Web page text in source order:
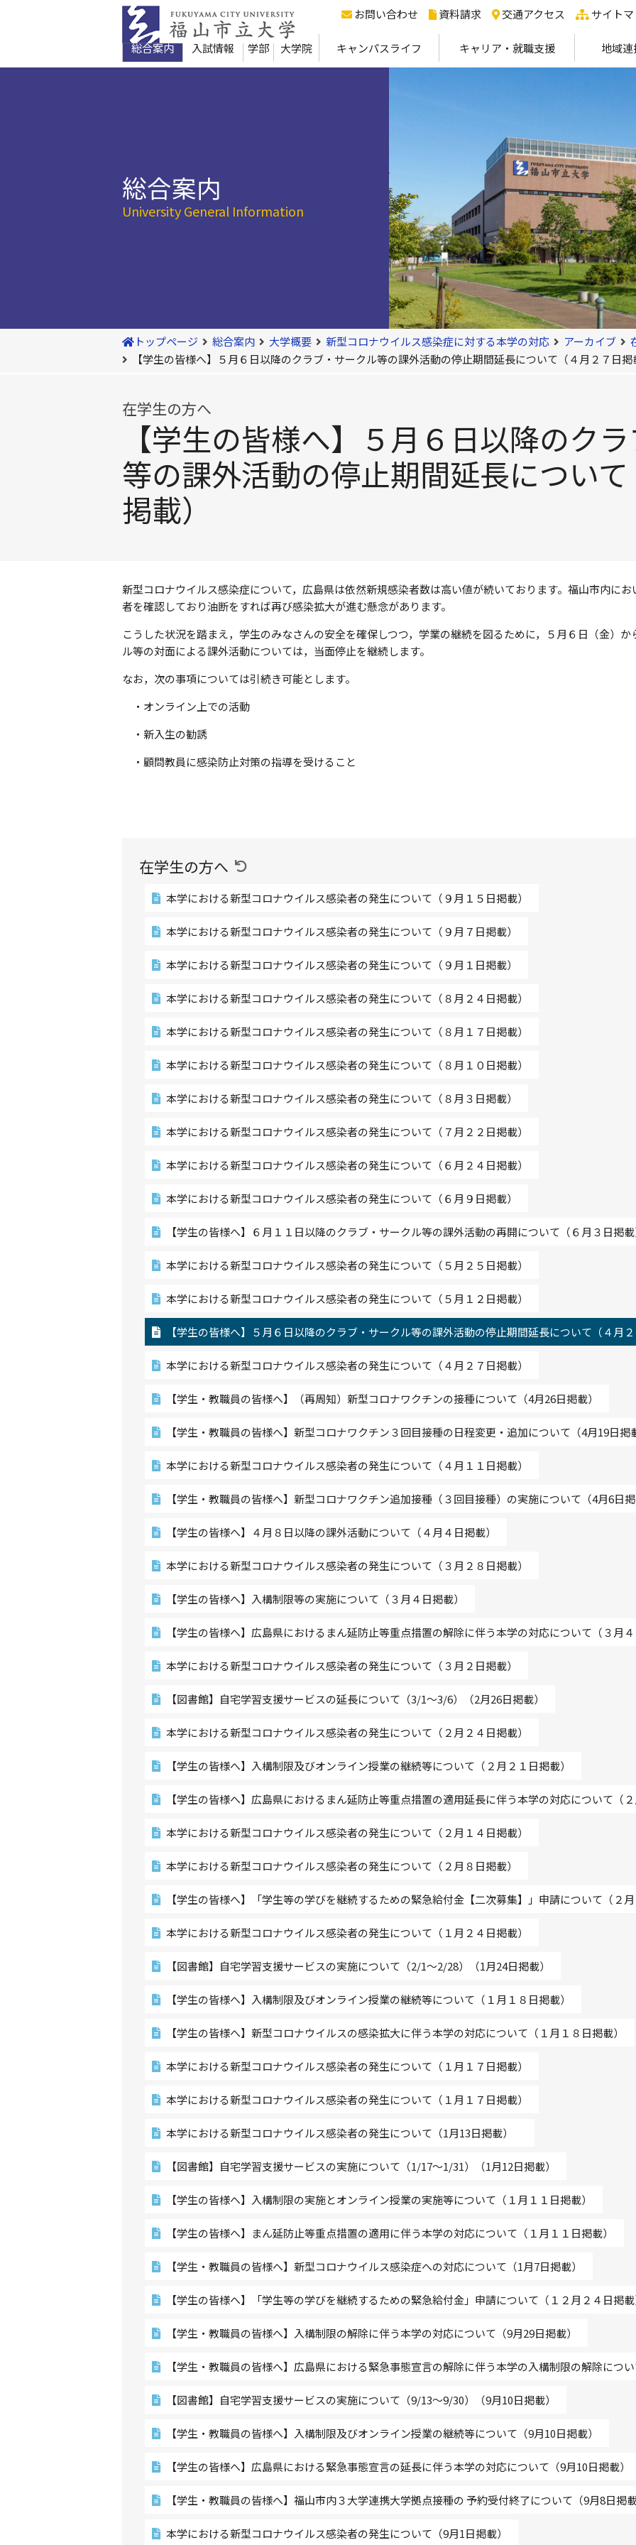
本
文
へ
移
お問い合わせ 資料請求 交通アクセス サイト
総合案内 入試情報 学部 大学院 キャンパスライフ キャリア・就職支援 地域
総合案内
University General Information
トップページ 総合案内 大学概要 新型コロナウイルス感染症に対する本学の対応 アーカイブ
【学生の皆様へ】５月６日以降のクラブ・サークル等の課外活動の停止期間延長について（４月２７日掲
在学生の方へ
【学生の皆様へ】５月６日以降のク
等の課外活動の停止期間延長につい
掲載）
新型コロナウイルス感染症について，広島県は依然新規感染者数は高い値が続いております。福山市内に
者を確認しており油断をすれば再び感染拡大が進む懸念があります。
こうした状況を踏まえ，学生のみなさんの安全を確保しつつ，学業の継続を図るために，５月６日（金）
ル等の対面による課外活動については，当面停止を継続します。
なお，次の事項については引続き可能とします。
・オンライン上での活動
・新入生の勧誘
・顧問教員に感染防止対策の指導を受けること
在学生の方へ
本学における新型コロナウイルス感染者の発生について（９月１５日掲載）
本学における新型コロナウイルス感染者の発生について（９月７日掲載）
本学における新型コロナウイルス感染者の発生について（９月１日掲載）
本学における新型コロナウイルス感染者の発生について（８月２４日掲載）
本学における新型コロナウイルス感染者の発生について（８月１７日掲載）
本学における新型コロナウイルス感染者の発生について（８月１０日掲載）
本学における新型コロナウイルス感染者の発生について（８月３日掲載）
本学における新型コロナウイルス感染者の発生について（７月２２日掲載）
本学における新型コロナウイルス感染者の発生について（６月２４日掲載）
本学における新型コロナウイルス感染者の発生について（６月９日掲載）
【学生の皆様へ】６月１１日以降のクラブ・サークル等の課外活動の再開について（６月３日掲
本学における新型コロナウイルス感染者の発生について（５月２５日掲載）
本学における新型コロナウイルス感染者の発生について（５月１２日掲載）
【学生の皆様へ】５月６日以降のクラブ・サークル等の課外活動の停止期間延長について（４月
本学における新型コロナウイルス感染者の発生について（４月２７日掲載）
【学生・教職員の皆様へ】（再周知）新型コロナワクチンの接種について（4月26日掲載）
【学生・教職員の皆様へ】新型コロナワクチン３回目接種の日程変更・追加について（4月19日掲
本学における新型コロナウイルス感染者の発生について（４月１１日掲載）
【学生・教職員の皆様へ】新型コロナワクチン追加接種（３回目接種）の実施について（4月6日
【学生の皆様へ】４月８日以降の課外活動について（４月４日掲載）
本学における新型コロナウイルス感染者の発生について（３月２８日掲載）
【学生の皆様へ】入構制限等の実施について（３月４日掲載）
【学生の皆様へ】広島県におけるまん延防止等重点措置の解除に伴う本学の対応について（３月
本学における新型コロナウイルス感染者の発生について（３月２日掲載）
【図書館】自宅学習支援サービスの延長について（3/1～3/6）（2月26日掲載）
本学における新型コロナウイルス感染者の発生について（２月２４日掲載）
【学生の皆様へ】入構制限及びオンライン授業の継続等について（２月２１日掲載）
【学生の皆様へ】広島県におけるまん延防止等重点措置の適用延長に伴う本学の対応について（
本学における新型コロナウイルス感染者の発生について（２月１４日掲載）
本学における新型コロナウイルス感染者の発生について（２月８日掲載）
【学生の皆様へ】「学生等の学びを継続するための緊急給付金【二次募集】」申請について（２
本学における新型コロナウイルス感染者の発生について（１月２４日掲載）
【図書館】自宅学習支援サービスの実施について（2/1～2/28）（1月24日掲載）
【学生の皆様へ】入構制限及びオンライン授業の継続等について（１月１８日掲載）
【学生の皆様へ】新型コロナウイルスの感染拡大に伴う本学の対応について（１月１８日掲載）
本学における新型コロナウイルス感染者の発生について（１月１７日掲載）
本学における新型コロナウイルス感染者の発生について（１月１７日掲載）
本学における新型コロナウイルス感染者の発生について（1月13日掲載）
【図書館】自宅学習支援サービスの実施について（1/17～1/31）（1月12日掲載）
【学生の皆様へ】入構制限の実施とオンライン授業の実施等について（１月１１日掲載）
【学生の皆様へ】まん延防止等重点措置の適用に伴う本学の対応について（１月１１日掲載）
【学生・教職員の皆様へ】新型コロナウイルス感染症への対応について（1月7日掲載）
【学生の皆様へ】「学生等の学びを継続するための緊急給付金」申請について（１２月２４日掲
【学生・教職員の皆様へ】入構制限の解除に伴う本学の対応について（9月29日掲載）
【学生・教職員の皆様へ】広島県における緊急事態宣言の解除に伴う本学の入構制限の解除につ
【図書館】自宅学習支援サービスの実施について（9/13～9/30）（9月10日掲載）
【学生・教職員の皆様へ】入構制限及びオンライン授業の継続等について（9月10日掲載）
【学生の皆様へ】広島県における緊急事態宣言の延長に伴う本学の対応について（9月10日掲載）
【学生・教職員の皆様へ】福山市内３大学連携大学拠点接種の 予約受付終了について（9月8日掲
本学における新型コロナウイルス感染者の発生について（9月1日掲載）